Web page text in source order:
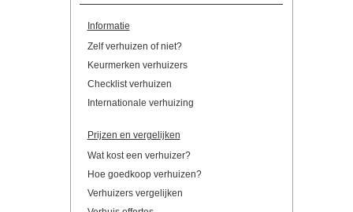
Informatie
Zelf verhuizen of niet?
Keurmerken verhuizers
Checklist verhuizen
Internationale verhuizing
Prijzen en vergelijken
Wat kost een verhuizer?
Hoe goedkoop verhuizen?
Verhuizers vergelijken